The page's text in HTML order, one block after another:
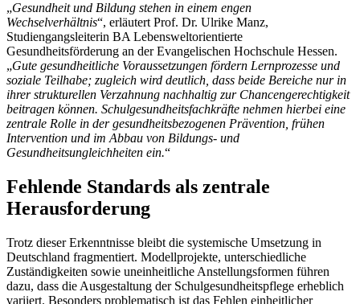
„Gesundheit und Bildung stehen in einem engen
Wechselverhältnis“, erläutert Prof. Dr. Ulrike Manz,
Studiengangsleiterin BA Lebensweltorientierte
Gesundheitsförderung an der Evangelischen Hochschule Hessen.
„Gute gesundheitliche Voraussetzungen fördern Lernprozesse und
soziale Teilhabe; zugleich wird deutlich, dass beide Bereiche nur in
ihrer strukturellen Verzahnung nachhaltig zur Chancengerechtigkeit
beitragen können. Schulgesundheitsfachkräfte nehmen hierbei eine
zentrale Rolle in der gesundheitsbezogenen Prävention, frühen
Intervention und im Abbau von Bildungs- und
Gesundheitsungleichheiten ein.“
Fehlende Standards als zentrale
Herausforderung
Trotz dieser Erkenntnisse bleibt die systemische Umsetzung in
Deutschland fragmentiert. Modellprojekte, unterschiedliche
Zuständigkeiten sowie uneinheitliche Anstellungsformen führen
dazu, dass die Ausgestaltung der Schulgesundheitspflege erheblich
variiert. Besonders problematisch ist das Fehlen einheitlicher